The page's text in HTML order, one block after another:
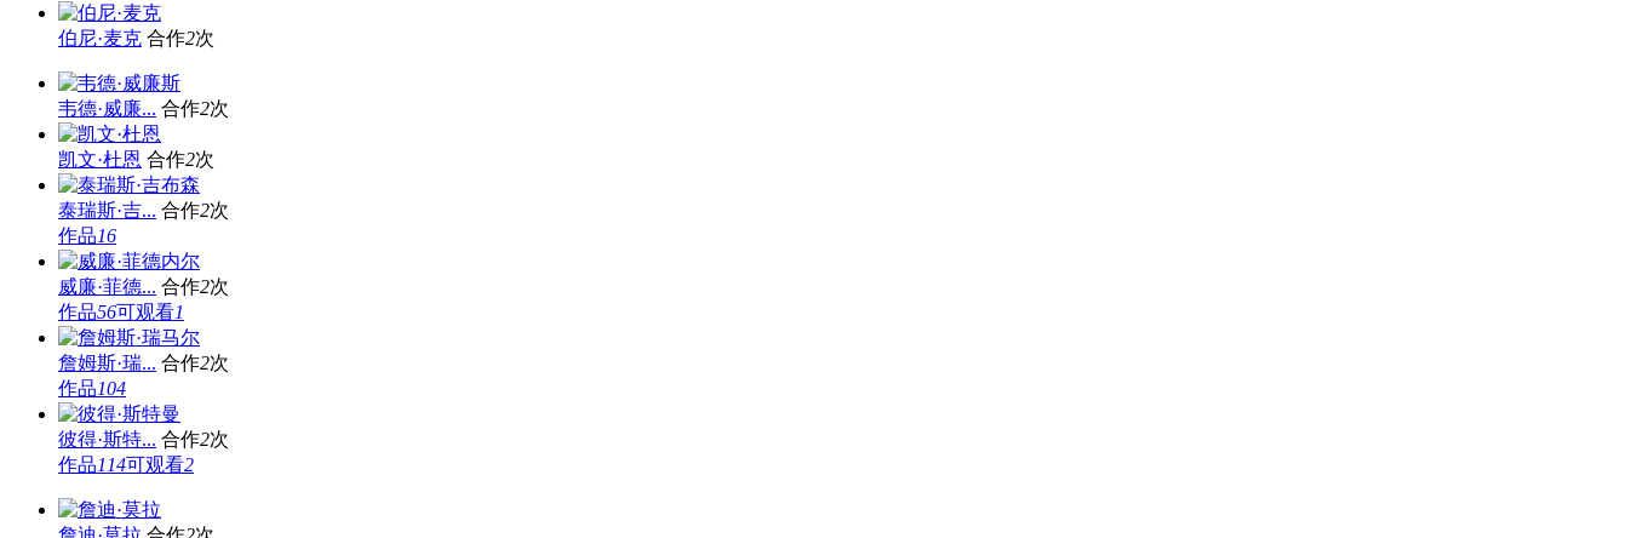
伯尼·麦克 合作2次
韦德·威廉... 合作2次
凯文·杜恩 合作2次
泰瑞斯·吉... 合作2次
作品16
威廉·菲德... 合作2次
作品56可观看1
詹姆斯·瑞... 合作2次
作品104
彼得·斯特... 合作2次
作品114可观看2